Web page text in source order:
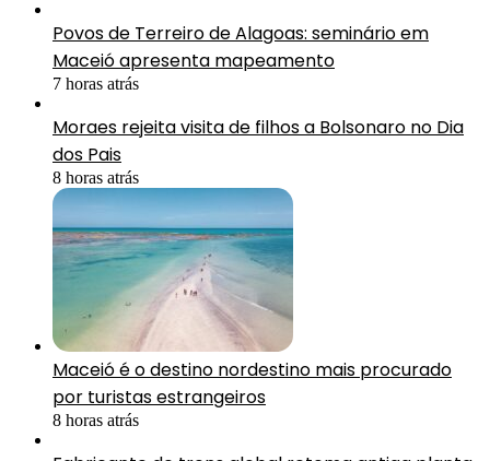
Povos de Terreiro de Alagoas: seminário em
Maceió apresenta mapeamento
7 horas atrás
Moraes rejeita visita de filhos a Bolsonaro no Dia
dos Pais
8 horas atrás
Maceió é o destino nordestino mais procurado
por turistas estrangeiros
8 horas atrás